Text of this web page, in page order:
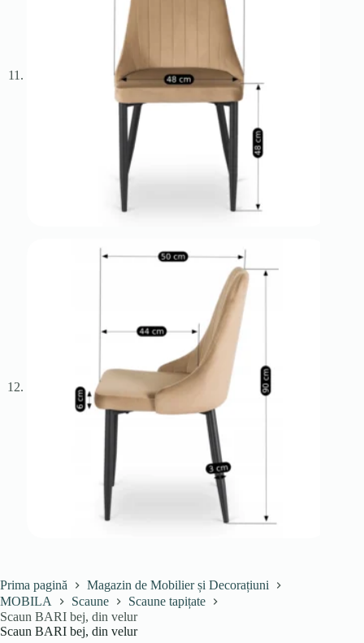
Prima pagină
Magazin de Mobilier și Decorațiuni
MOBILA
Scaune
Scaune tapițate
Scaun BARI bej, din velur
Scaun BARI bej, din velur